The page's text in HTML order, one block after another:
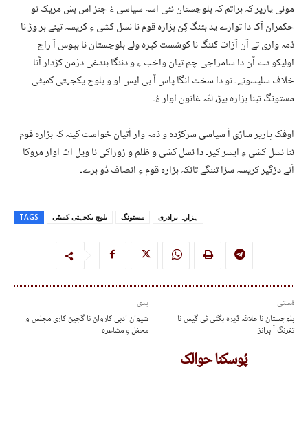
مونی پاریر کہ ہراتم کہ بلوچستان ئٹی اسہ سیاسی ءُ جنز اس بش مریک تو
حکمران آک دا توارے پد بٹنگ کِن ہزارہ قوم نا نسل کشی ءِ کریسہ تینے ہر وڑ نا
ذمہ واری تے آن آزات کننگ نا کوشست کیرہ ولے بلوچستان نا بیوس آ راج
اولیکو دے آن دا سامراجی چم تیان واخب ءِ و دننگا بندغی دژمن کڑدار آتا
خلاف سلیسونے۔ تو دا سخت انگا پاس آ بی ایس او و بلوچ یکجہتی کمیٹی
مستونگ تینا ہزارہ ہیڑ، لمّہ غاتون اوار ءُ۔
اوفک پاریر ساڑی آ سیاسی سرکڑدہ و ذمہ وار آتیان خواست کینہ کہ ہزارہ قوم
ئنا نسل کشی ءِ ایسر کیر۔ دا نسل کشی و ظلم و زوراکی نا ویل اٹ اوار مروکا
آتے دزگیر کریسہ سزا تننگے تانکہ ہزارہ قوم ءِ انصاف دُو برے۔
TAGS بلوچ یکجہتی کمیٹی مستونگ ہزارہ برادری
پدی
شیوان ادبی کاروان نا گچین کاری مجلس و
محفل ءِ مشاعرہ
مُستی
بلوچستان نا علاقہ ڈیرہ بگٹی ٹی گیس نا
تفرنگ آ برانز
پُوسکنا حوالک